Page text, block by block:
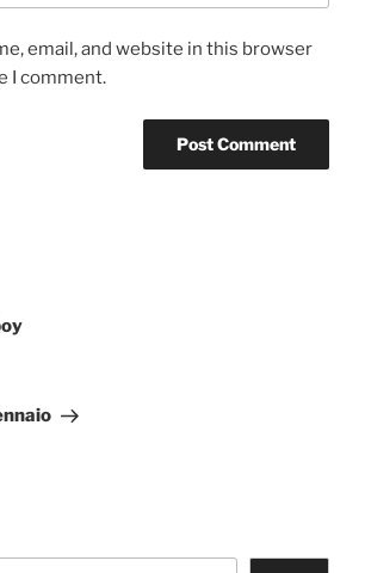
email, and website in this browser
I comment.